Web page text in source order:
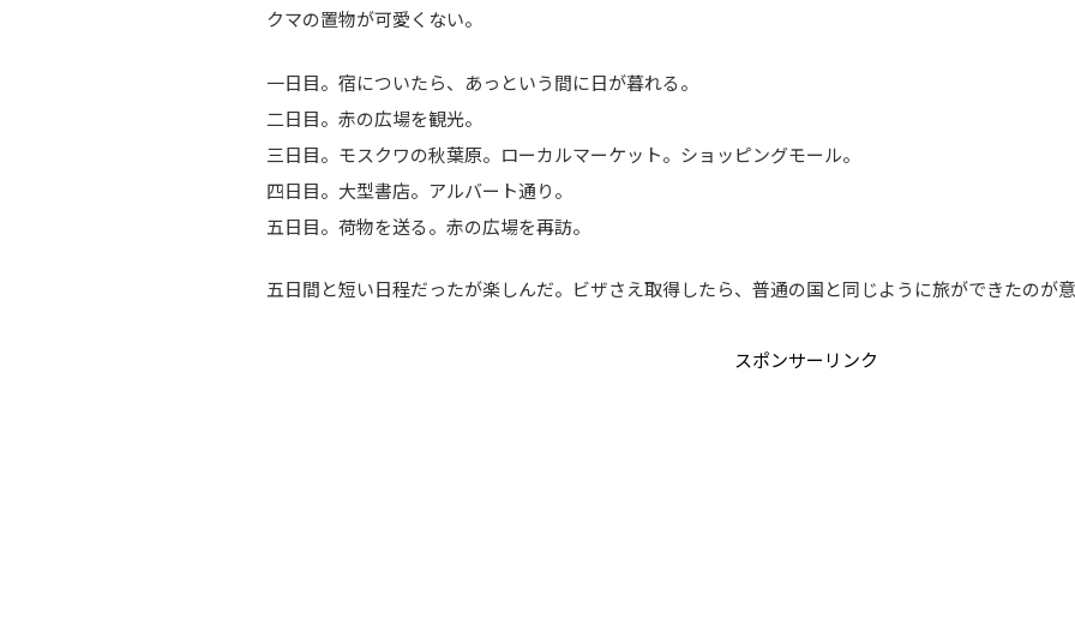
クマの置物が可愛くない。
一日目。宿についたら、あっという間に日が暮れる。
二日目。赤の広場を観光。
三日目。モスクワの秋葉原。ローカルマーケット。ショッピングモール。
四日目。大型書店。アルバート通り。
五日目。荷物を送る。赤の広場を再訪。
五日間と短い日程だったが楽しんだ。ビザさえ取得したら、普通の国と同じように旅ができたのが
スポンサーリンク